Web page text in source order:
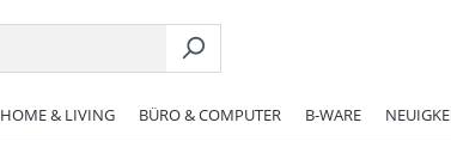
HOME & LIVING BÜRO & COMPUTER B-WARE